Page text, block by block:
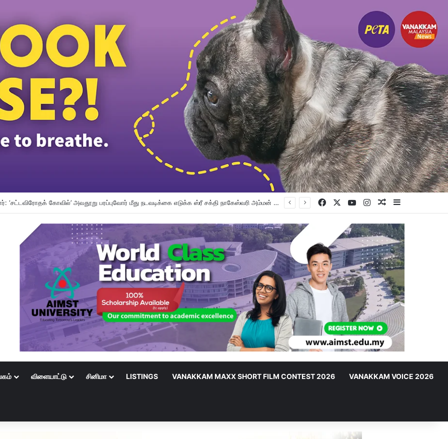
இடையே தொழிலாளர் துறை ஒத்துழைப்பு வலுப்படும்: டத்தோ ஶ்ரீ ரமணன் அறிவிப்பு Facebook YouTubeInstagramRandom Article
விளையாட்டு சினிமா LISTINGS VANAKKAM MAXX SHORT FILM CONTEST 2026 VANAKKAM VOICE 2026